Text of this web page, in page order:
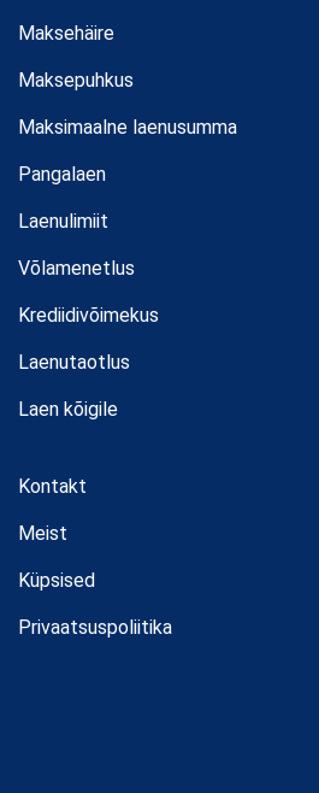
Maksehäire
Maksepuhkus
Maksimaalne laenusumma
Pangalaen
Laenulimiit
Võlamenetlus
Krediidivõimekus
Laenutaotlus
Laen kõigile
Kontakt
Meist
Küpsised
Privaatsuspoliitika